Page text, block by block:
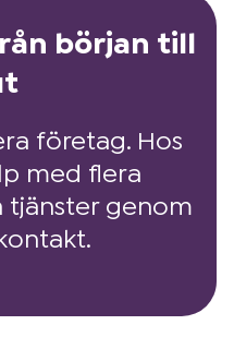
början till
företag. Hos
med flera
tjänster genom